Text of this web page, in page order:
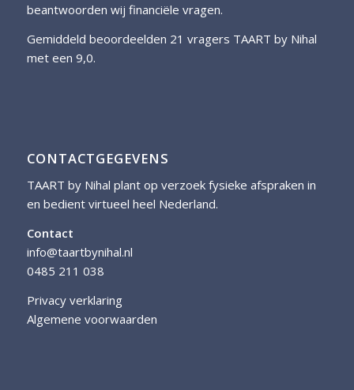
beantwoorden wij financiële vragen.
Gemiddeld beoordeelden 21 vragers TAART by Nihal
met een 9,0.
CONTACTGEGEVENS
TAART by Nihal plant op verzoek fysieke afspraken in
en bedient virtueel heel Nederland.
Contact
info@taartbynihal.nl
0485 211 038
Privacy verklaring
Algemene voorwaarden